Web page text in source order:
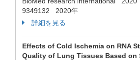
9349132 2020年
詳細を見る
Effects of Cold Ischemia on RNA
Quality of Lung Tissues Based on